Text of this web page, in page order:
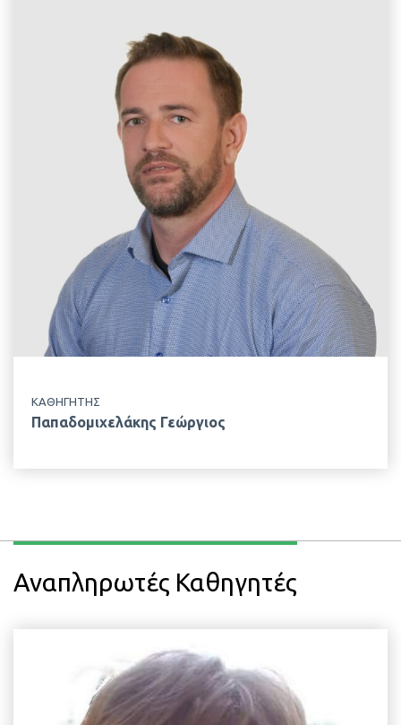
ΚΑΘΗΓΗΤΗΣ
Παπαδομιχελάκης Γεώργιος
Κτίριο Δημακόπουλου, 1ος Όροφος
ΕΡΓΑΣΤΗΡΙΟ
Φυσιολογίας Θρέψεως & Διατροφής
Αναπληρωτές Καθηγητές